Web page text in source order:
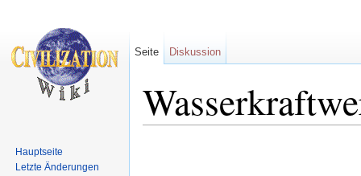
Seite Diskussion
Hauptseite
Letzte Änderungen